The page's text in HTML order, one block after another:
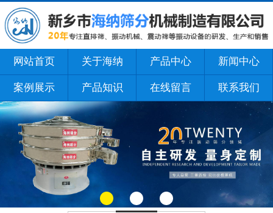
网站首页 关于海纳 产品中心 新闻中心
案例展示 产品知识 在线留言 联系我们